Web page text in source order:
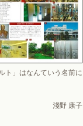
ト」はなんていう名前に
淺野 康子